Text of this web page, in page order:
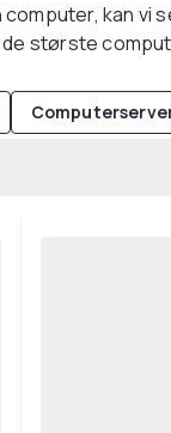
kan
største